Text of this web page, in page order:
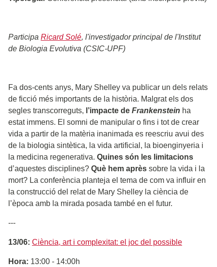
Participa Ricard Solé, l'investigador principal de l'Institut
de Biologia Evolutiva (CSIC-UPF)
Fa dos-cents anys, Mary Shelley va publicar un dels relats
de ficció més importants de la història. Malgrat els dos
segles transcorreguts, l’impacte de Frankenstein ha
estat immens. El somni de manipular o fins i tot de crear
vida a partir de la matèria inanimada es reescriu avui des
de la biologia sintètica, la vida artificial, la bioenginyeria i
la medicina regenerativa. Quines són les limitacions
d’aquestes disciplines? Què hem après sobre la vida i la
mort? La conferència planteja el tema de com va influir en
la construcció del relat de Mary Shelley la ciència de
l’època amb la mirada posada també en el futur.
---
13/06: Ciència, art i complexitat: el joc del possible
Hora: 13:00 - 14:00h